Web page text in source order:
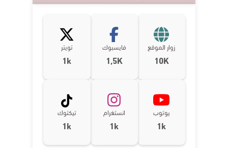
زوار الموقع
10K
فايسبوك
1,5K
تويتر
1k
يوتوب
1k
انستغرام
1k
تيكتوك
1k